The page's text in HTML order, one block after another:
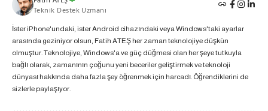
Teknik Destek Uzmanı
İster iPhone'undaki, ister Android cihazındaki veya Windows'taki ayarlar
arasında geziniyor olsun, Fatih ATEŞ her zaman teknolojiye düşkün
olmuştur. Teknolojiye, Windows'a ve güç düğmesi olan her şeye tutkuyla
bağlı olarak, zamanının çoğunu yeni beceriler geliştirmek ve teknoloji
dünyası hakkında daha fazla şey öğrenmek için harcadı. Öğrendiklerini de
sizlerle paylaşıyor.